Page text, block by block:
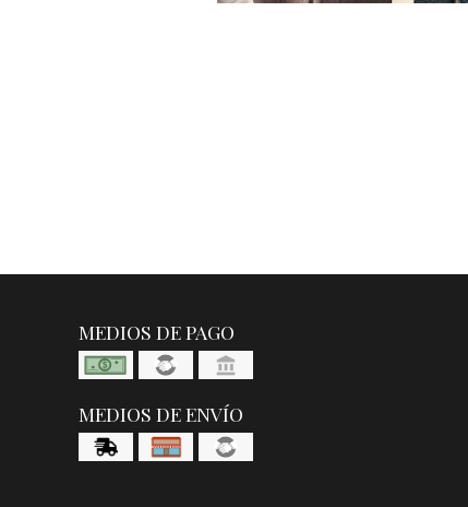
MEDIOS DE PAGO
MEDIOS DE ENVÍO